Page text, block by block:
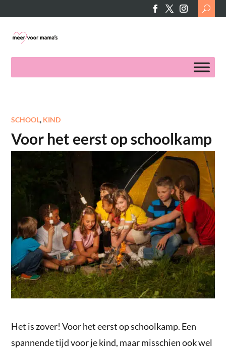
Search
for:
SCHOOL, KIND
Voor het eerst op schoolkamp
Het is zover! Voor het eerst op schoolkamp. Een
spannende tijd voor je kind, maar misschien ook wel